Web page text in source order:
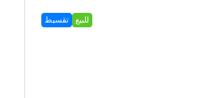
للبيع تقسيط